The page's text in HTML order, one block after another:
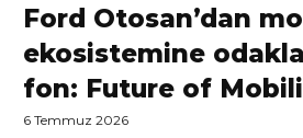
Ford Otosan’dan
ekosistemine
fon: Future of
6 Temmuz 2026